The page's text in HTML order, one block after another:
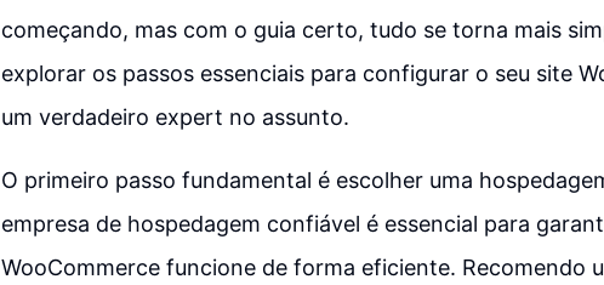
começando, mas com o guia certo, tudo se torna mais
explorar os passos essenciais para configurar o seu site
um verdadeiro expert no assunto.
O primeiro passo fundamental é escolher uma
empresa de hospedagem confiável é essencial para
WooCommerce funcione de forma eficiente. Recomendo